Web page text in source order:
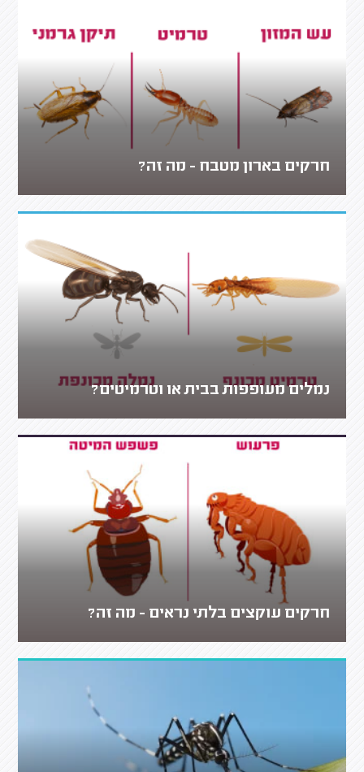
חרקים בארון מטבח - מה זה?
נמלים מעופפות בבית או וטרמיטים?
חרקים עוקצים בלתי נראים - מה זה?